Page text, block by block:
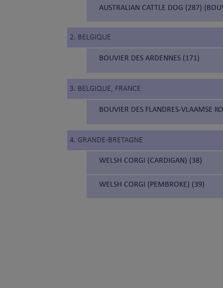
AUSTRALIAN CATTLE DOG (287)
2. BELGIQUE
BOUVIER DES ARDENNES (171)
3. BELGIQUE, FRANCE
BOUVIER DES FLANDRES-VLAAMSE
4. GRANDE-BRETAGNE
WELSH CORGI (CARDIGAN) (38)
WELSH CORGI (PEMBROKE) (39)